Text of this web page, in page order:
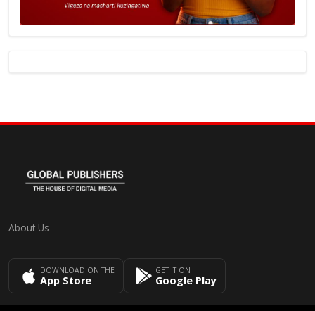
About Us
DOWNLOAD ON THE
App Store
GET IT ON
Google Play